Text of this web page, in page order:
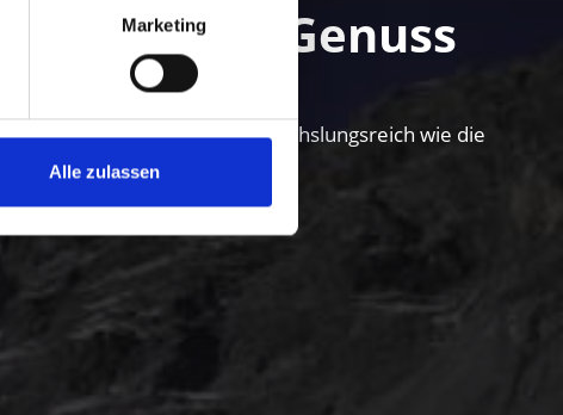
Marketing
Alle zulassen
und Genuss
im Vinschgau ist so abwechslungsreich wie die